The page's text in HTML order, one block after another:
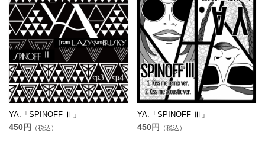
YA.「SPINOFF Ⅱ」
450円 （税込）
YA.「SPINOFF Ⅲ」
450円 （税込）